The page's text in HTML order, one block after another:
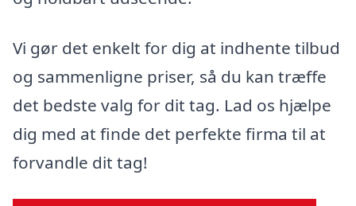
Vi gør det enkelt for dig at indhente tilbud
og sammenligne priser, så du kan træffe
det bedste valg for dit tag. Lad os hjælpe
dig med at finde det perfekte firma til at
forvandle dit tag!